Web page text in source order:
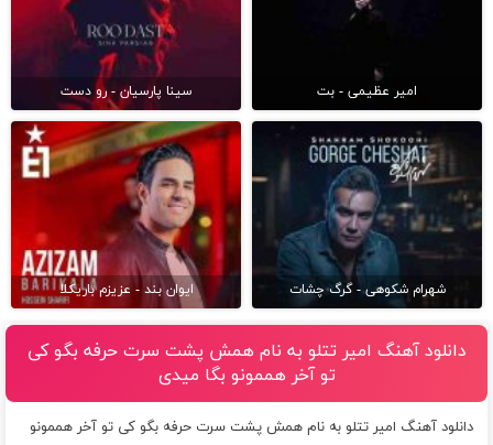
امیر عظیمی - بت سینا پارسیان - رو دست
شهرام شکوهی - گرگ چشات ایوان بند - عزیزم باریکلا
دانلود آهنگ امیر تتلو به نام همش پشت سرت حرفه بگو کی
تو آخر هممونو بگا میدی
دانلود آهنگ امیر تتلو به نام همش پشت سرت حرفه بگو کی تو آخر هممونو